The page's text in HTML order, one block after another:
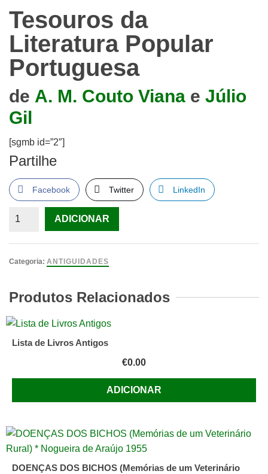
Tesouros da
Literatura Popular
Portuguesa
de A. M. Couto Viana e Júlio
Gil
[sgmb id=”2″]
Partilhe
Facebook Twitter LinkedIn
Quantidade
da
Portuguesa
de
M.
Viana
ADICIONAR
Categoria: ANTIGUIDADES
Produtos Relacionados
Lista de Livros Antigos
€0.00
ADICIONAR
DOENÇAS DOS BICHOS (Memórias de um Veterinário